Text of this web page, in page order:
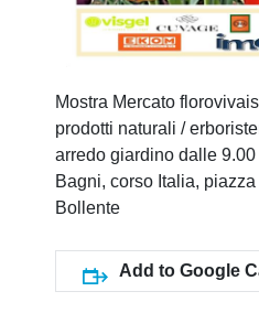
Mostra Mercato
prodotti naturali /
arredo giardino dalle
Bagni, corso Italia,
Bollente
Add to Google